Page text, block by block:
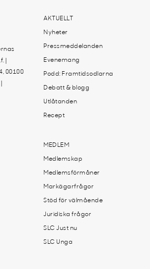
|
00100
AKTUELLT
Nyheter
Pressmeddelanden
Evenemang
Podd: Framtidsodlarna
Debatt & blogg
Utlåtanden
Recept
MEDLEM
Medlemskap
Medlemsförmåner
Markägarfrågor
Stöd för välmående
Juridiska frågor
SLC Just nu
SLC Unga